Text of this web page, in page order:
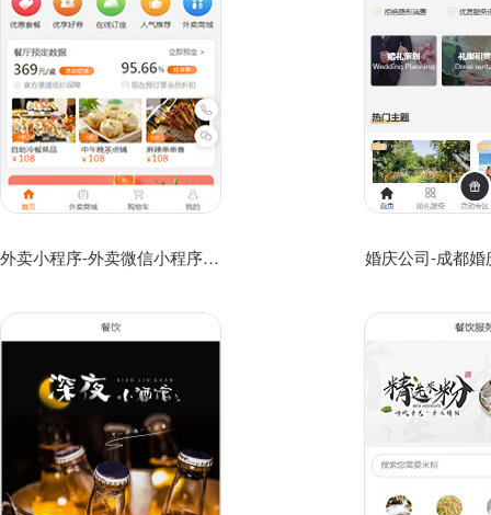
外卖小程序-外卖微信小程序模板 婚庆公司-成都